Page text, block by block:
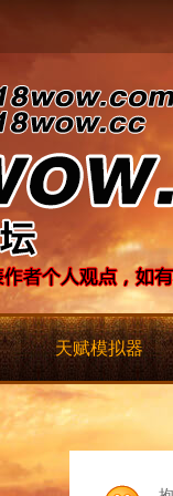
天赋模拟器